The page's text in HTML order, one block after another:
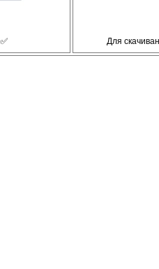
Для